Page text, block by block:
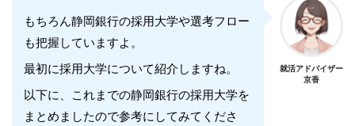
もちろん静岡銀行の採用大学や選考フロー
も把握していますよ。
最初に採用大学について紹介しますね。
以下に、これまでの静岡銀行の採用大学を
まとめましたので参考にしてみてくださ
就活アドバイザー
京香